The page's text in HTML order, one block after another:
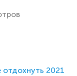
отдохнуть 2021